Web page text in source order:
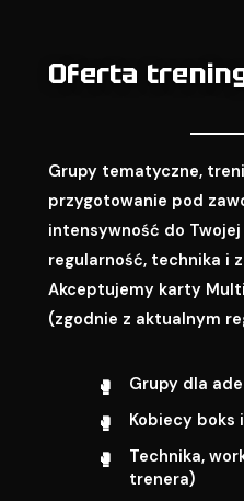
Oferta
Grupy tematyczne,
przygotowanie pod
intensywność do
regularność, technika i
Akceptujemy karty
(zgodnie z aktualnym
Grupy dla
Kobiecy boks
Technika,
trenera)